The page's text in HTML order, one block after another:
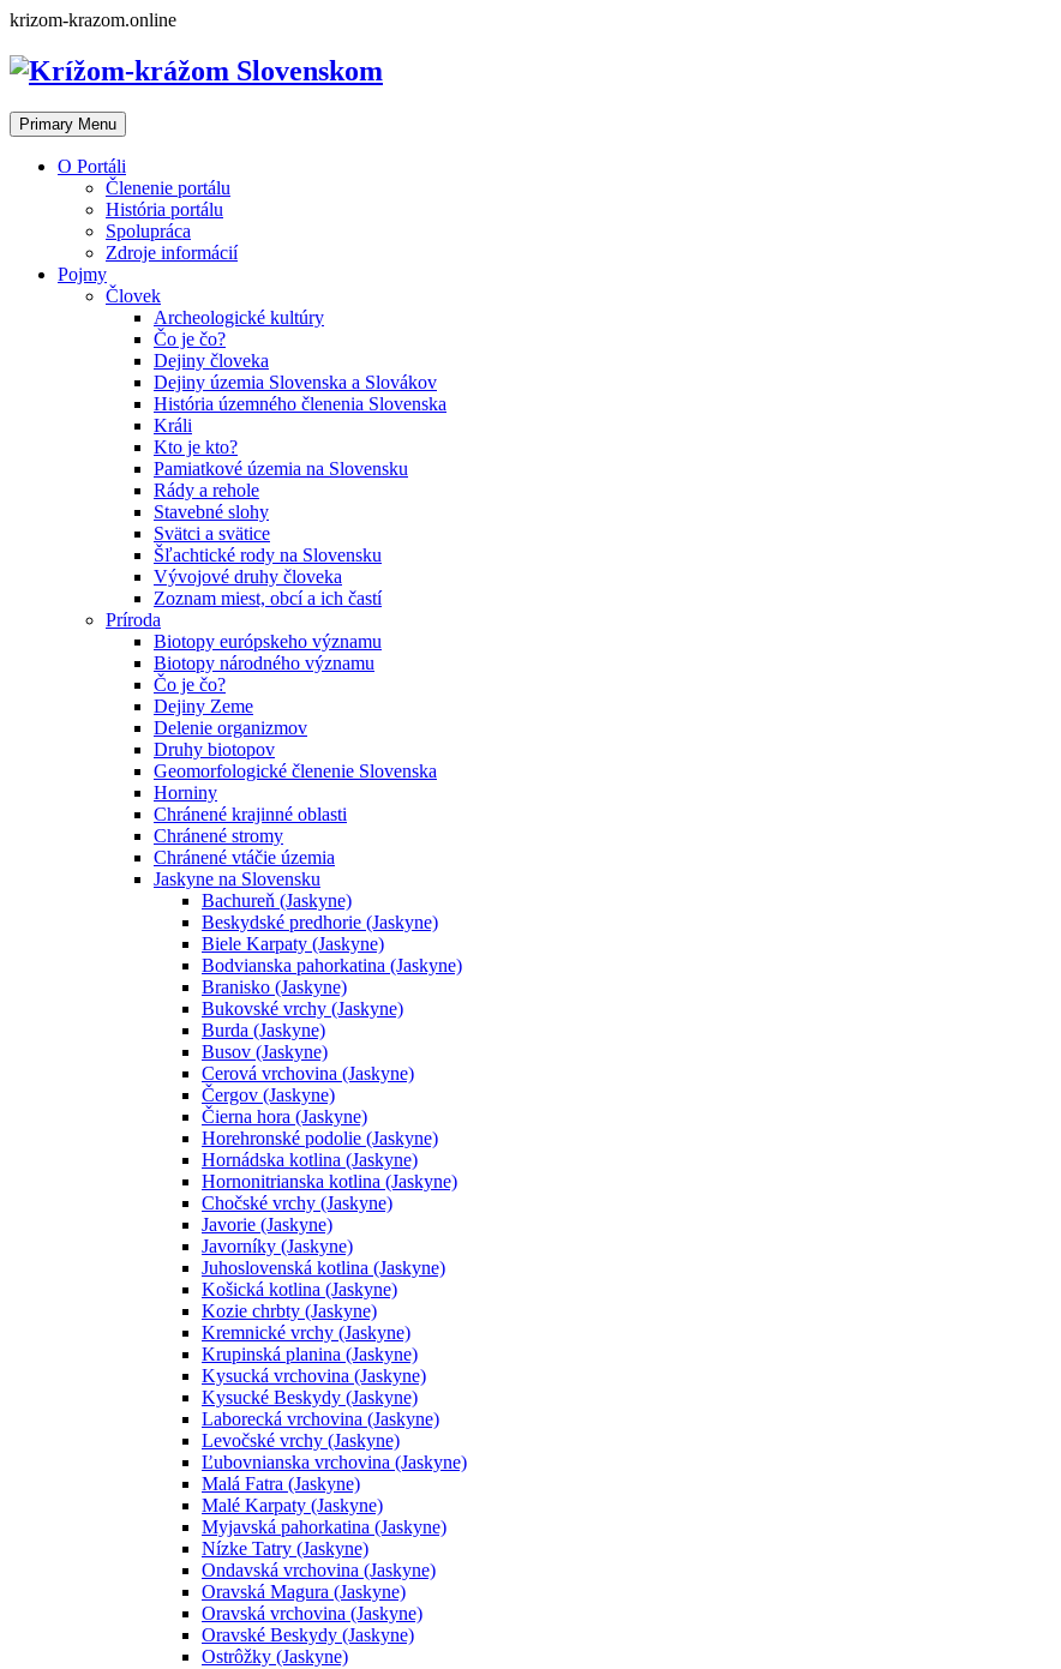
Skip
content
krizom-krazom.online
Primary Menu
O Portáli
Členenie portálu
História portálu
Spolupráca
Zdroje informácií
Pojmy
Človek
Archeologické kultúry
Čo je čo?
Dejiny človeka
Dejiny územia Slovenska a Slovákov
História územného členenia Slovenska
Králi
Kto je kto?
Pamiatkové územia na Slovensku
Rády a rehole
Stavebné slohy
Svätci a svätice
Šľachtické rody na Slovensku
Vývojové druhy človeka
Zoznam miest, obcí a ich častí
Príroda
Biotopy európskeho významu
Biotopy národného významu
Čo je čo?
Dejiny Zeme
Delenie organizmov
Druhy biotopov
Geomorfologické členenie Slovenska
Horniny
Chránené krajinné oblasti
Chránené stromy
Chránené vtáčie územia
Jaskyne na Slovensku
Bachureň (Jaskyne)
Beskydské predhorie (Jaskyne)
Biele Karpaty (Jaskyne)
Bodvianska pahorkatina (Jaskyne)
Branisko (Jaskyne)
Bukovské vrchy (Jaskyne)
Burda (Jaskyne)
Busov (Jaskyne)
Cerová vrchovina (Jaskyne)
Čergov (Jaskyne)
Čierna hora (Jaskyne)
Horehronské podolie (Jaskyne)
Hornádska kotlina (Jaskyne)
Hornonitrianska kotlina (Jaskyne)
Chočské vrchy (Jaskyne)
Javorie (Jaskyne)
Javorníky (Jaskyne)
Juhoslovenská kotlina (Jaskyne)
Košická kotlina (Jaskyne)
Kozie chrbty (Jaskyne)
Kremnické vrchy (Jaskyne)
Krupinská planina (Jaskyne)
Kysucká vrchovina (Jaskyne)
Kysucké Beskydy (Jaskyne)
Laborecká vrchovina (Jaskyne)
Levočské vrchy (Jaskyne)
Ľubovnianska vrchovina (Jaskyne)
Malá Fatra (Jaskyne)
Malé Karpaty (Jaskyne)
Myjavská pahorkatina (Jaskyne)
Nízke Tatry (Jaskyne)
Ondavská vrchovina (Jaskyne)
Oravská Magura (Jaskyne)
Oravská vrchovina (Jaskyne)
Oravské Beskydy (Jaskyne)
Ostrôžky (Jaskyne)